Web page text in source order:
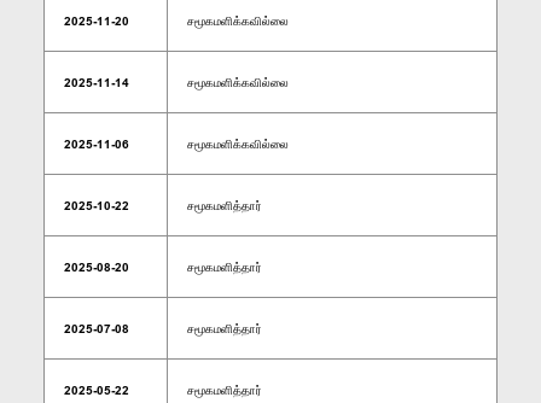
2025-11-20 சமூகமளிக்கவில்லை
2025-11-14 சமூகமளிக்கவில்லை
2025-11-06 சமூகமளிக்கவில்லை
2025-10-22 சமூகமளித்தார்
2025-08-20 சமூகமளித்தார்
2025-07-08 சமூகமளித்தார்
2025-05-22 சமூகமளித்தார்